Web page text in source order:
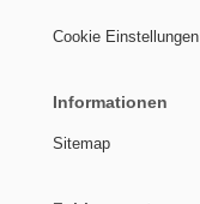
Cookie Einstellungen
Informationen
Sitemap